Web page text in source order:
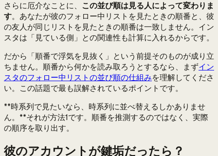
さらに厄介なことに、 この並び順は見る人によって変わりま
す。あなたが彼のフォロー中リストを見たときの順番と、彼
の友人が同じリストを見たときの順番は一致しません。イン
スタは「見ている側」との関連性も計算に入れるからです。
だから「順番で浮気を見抜く」という前提そのものが成り立
ちません。順番から何かを読み取ろうとするなら、まずイン
スタのフォロー中リストの並び順の仕組みを理解してくださ
い。この話題で最も誤解されているポイントです。
**時系列で見たいなら、時系列に並べ替えるしかありませ
ん。**それが方法1です。順番を推測するのではなく、実際
の順序を取り出す。
彼のアカウントが鍵垢だったら？